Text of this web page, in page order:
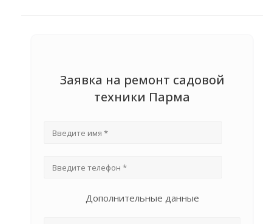
Заявка на ремонт садовой
техники Парма
Дополнительные данные